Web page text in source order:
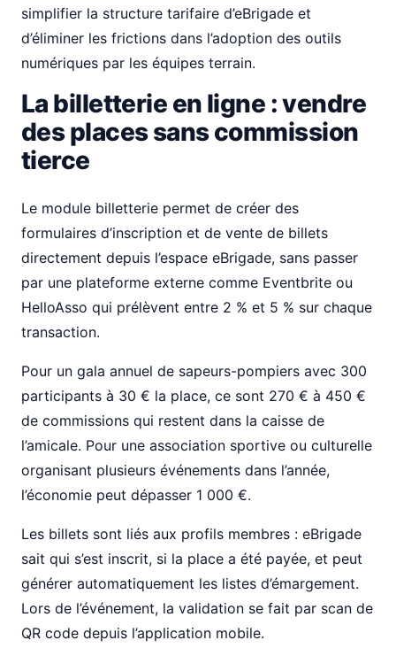
simplifier la structure tarifaire d’eBrigade et
d’éliminer les frictions dans l’adoption des outils
numériques par les équipes terrain.
La billetterie en ligne : vendre
des places sans commission
tierce
Le module billetterie permet de créer des
formulaires d’inscription et de vente de billets
directement depuis l’espace eBrigade, sans passer
par une plateforme externe comme Eventbrite ou
HelloAsso qui prélèvent entre 2 % et 5 % sur chaque
transaction.
Pour un gala annuel de sapeurs-pompiers avec 300
participants à 30 € la place, ce sont 270 € à 450 €
de commissions qui restent dans la caisse de
l’amicale. Pour une association sportive ou culturelle
organisant plusieurs événements dans l’année,
l’économie peut dépasser 1 000 €.
Les billets sont liés aux profils membres : eBrigade
sait qui s’est inscrit, si la place a été payée, et peut
générer automatiquement les listes d’émargement.
Lors de l’événement, la validation se fait par scan de
QR code depuis l’application mobile.